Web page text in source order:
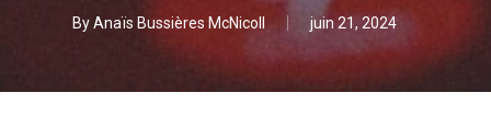
ByAnaïs Bussières McNicoll juin 21, 2024